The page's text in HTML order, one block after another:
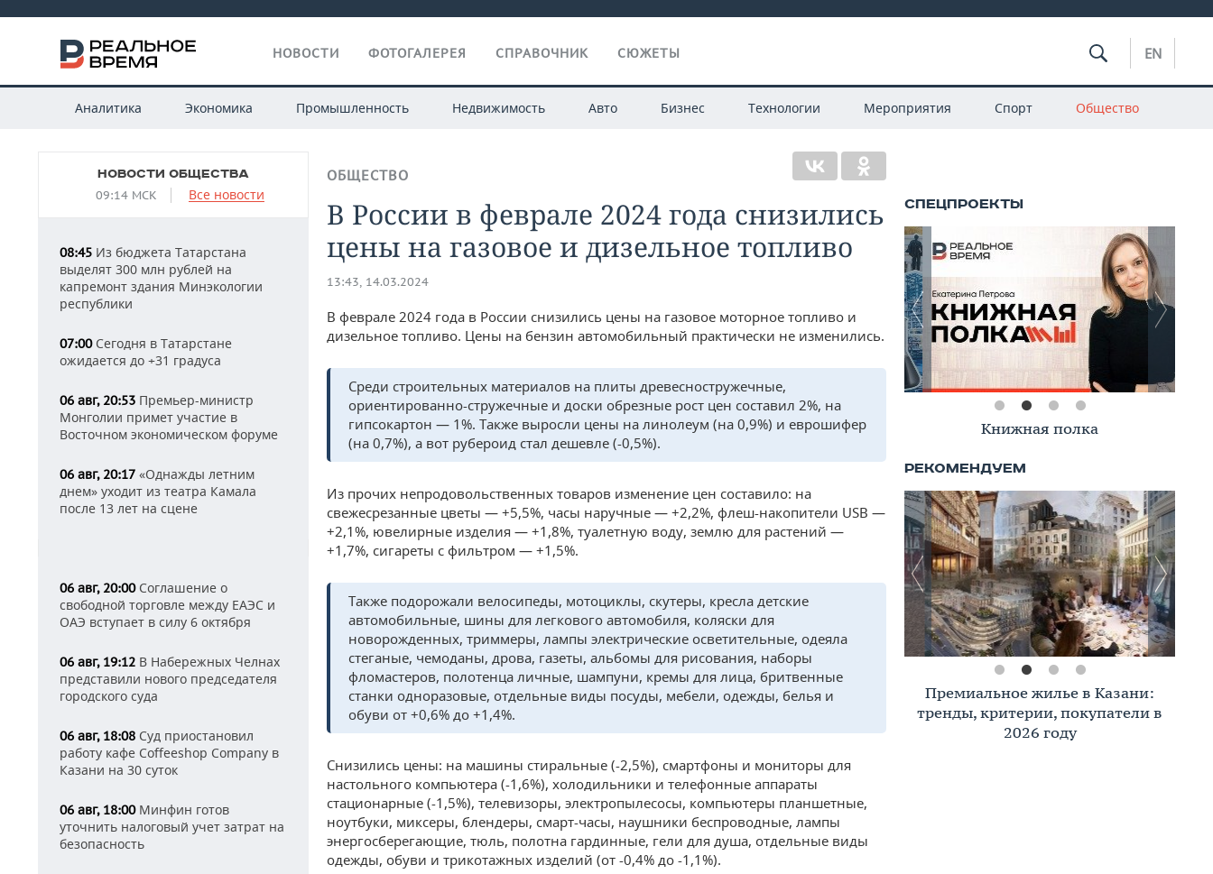
НОВОСТИ ФОТОГАЛЕРЕЯ СПРАВОЧНИК СЮЖЕТЫ EN
Аналитика Экономика Промышленность Недвижимость Авто Бизнес Технологии Мероприятия Спорт Общество
НОВОСТИ ОБЩЕСТВА
09:14 МСК Все новости
08:45 Из бюджета Татарстана
выделят 300 млн рублей на
капремонт здания Минэкологии
республики
07:00Сегодня в Татарстане
ожидается до +31 градуса
06 авг, 20:53 Премьер-министр
Монголии примет участие в
Восточном экономическом форуме
06 авг, 20:17 «Однажды летним
днем» уходит из театра Камала
после 13 лет на сцене
06 авг, 20:00Соглашение о
свободной торговле между ЕАЭС и
ОАЭ вступает в силу 6 октября
06 авг, 19:12 В Набережных Челнах
представили нового председателя
городского суда
06 авг, 18:08 Суд приостановил
работу кафе Coffeeshop Company в
Казани на 30 суток
06 авг, 18:00Минфин готов
уточнить налоговый учет затрат на
безопасность
ОБЩЕСТВО
В России в феврале 2024 года снизились
цены на газовое и дизельное топливо
13:43, 14.03.2024
В феврале 2024 года в России снизились цены на газовое моторное топливо и
дизельное топливо. Цены на бензин автомобильный практически не изменились.
Среди строительных материалов на плиты древесностружечные,
ориентированно-стружечные и доски обрезные рост цен составил 2%, на
гипсокартон — 1%. Также выросли цены на линолеум (на 0,9%) и еврошифер
(на 0,7%), а вот рубероид стал дешевле (-0,5%).
Из прочих непродовольственных товаров изменение цен составило: на
свежесрезанные цветы — +5,5%, часы наручные — +2,2%, флеш-накопители USB —
+2,1%, ювелирные изделия — +1,8%, туалетную воду, землю для растений —
+1,7%, сигареты с фильтром — +1,5%.
Также подорожали велосипеды, мотоциклы, скутеры, кресла детские
автомобильные, шины для легкового автомобиля, коляски для
новорожденных, триммеры, лампы электрические осветительные, одеяла
стеганые, чемоданы, дрова, газеты, альбомы для рисования, наборы
фломастеров, полотенца личные, шампуни, кремы для лица, бритвенные
станки одноразовые, отдельные виды посуды, мебели, одежды, белья и
обуви от +0,6% до +1,4%.
Снизились цены: на машины стиральные (-2,5%), смартфоны и мониторы для
настольного компьютера (-1,6%), холодильники и телефонные аппараты
стационарные (-1,5%), телевизоры, электропылесосы, компьютеры планшетные,
ноутбуки, миксеры, блендеры, смарт-часы, наушники беспроводные, лампы
энергосберегающие, тюль, полотна гардинные, гели для душа, отдельные виды
одежды, обуви и трикотажных изделий (от -0,4% до -1,1%).
Книжная полка
Премиальное жилье в Казани:
тренды, критерии, покупатели в
2026 году